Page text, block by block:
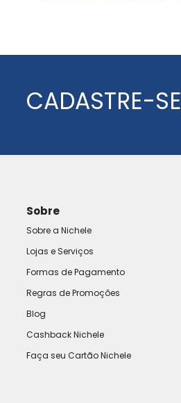
CADASTRE-SE
Sobre
Sobre a Nichele
Lojas e Serviços
Formas de Pagamento
Regras de Promoções
Blog
Cashback Nichele
Faça seu Cartão Nichele